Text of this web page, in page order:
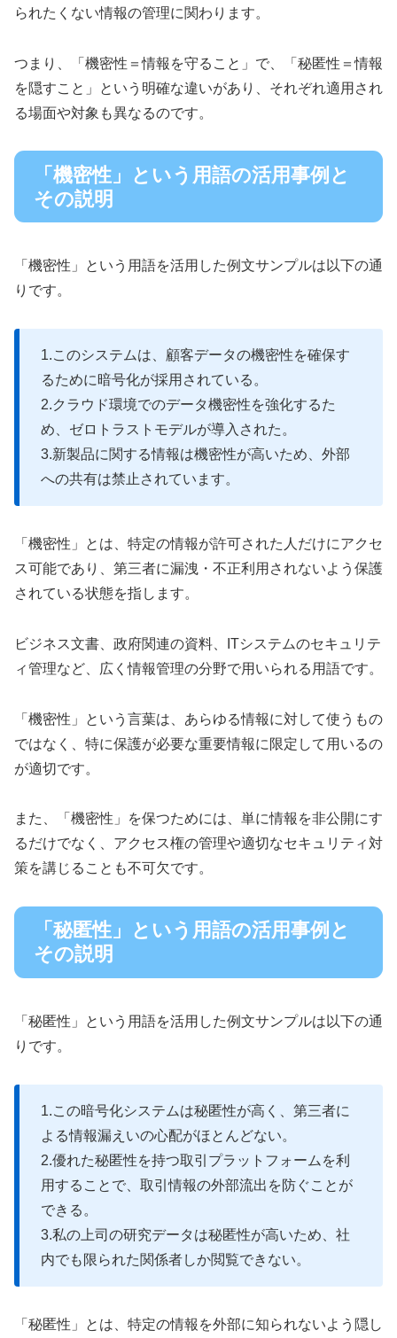
られたくない情報の管理に関わります。
つまり、「機密性＝情報を守ること」で、「秘匿性＝情報
を隠すこと」という明確な違いがあり、それぞれ適用され
る場面や対象も異なるのです。
「機密性」という用語の活用事例と
その説明
「機密性」という用語を活用した例文サンプルは以下の通
りです。
1.このシステムは、顧客データの機密性を確保す
るために暗号化が採用されている。
2.クラウド環境でのデータ機密性を強化するた
め、ゼロトラストモデルが導入された。
3.新製品に関する情報は機密性が高いため、外部
への共有は禁止されています。
「機密性」とは、特定の情報が許可された人だけにアクセ
ス可能であり、第三者に漏洩・不正利用されないよう保護
されている状態を指します。
ビジネス文書、政府関連の資料、ITシステムのセキュリテ
ィ管理など、広く情報管理の分野で用いられる用語です。
「機密性」という言葉は、あらゆる情報に対して使うもの
ではなく、特に保護が必要な重要情報に限定して用いるの
が適切です。
また、「機密性」を保つためには、単に情報を非公開にす
るだけでなく、アクセス権の管理や適切なセキュリティ対
策を講じることも不可欠です。
「秘匿性」という用語の活用事例と
その説明
「秘匿性」という用語を活用した例文サンプルは以下の通
りです。
1.この暗号化システムは秘匿性が高く、第三者に
よる情報漏えいの心配がほとんどない。
2.優れた秘匿性を持つ取引プラットフォームを利
用することで、取引情報の外部流出を防ぐことが
できる。
3.私の上司の研究データは秘匿性が高いため、社
内でも限られた関係者しか閲覧できない。
「秘匿性」とは、特定の情報を外部に知られないよう隠し